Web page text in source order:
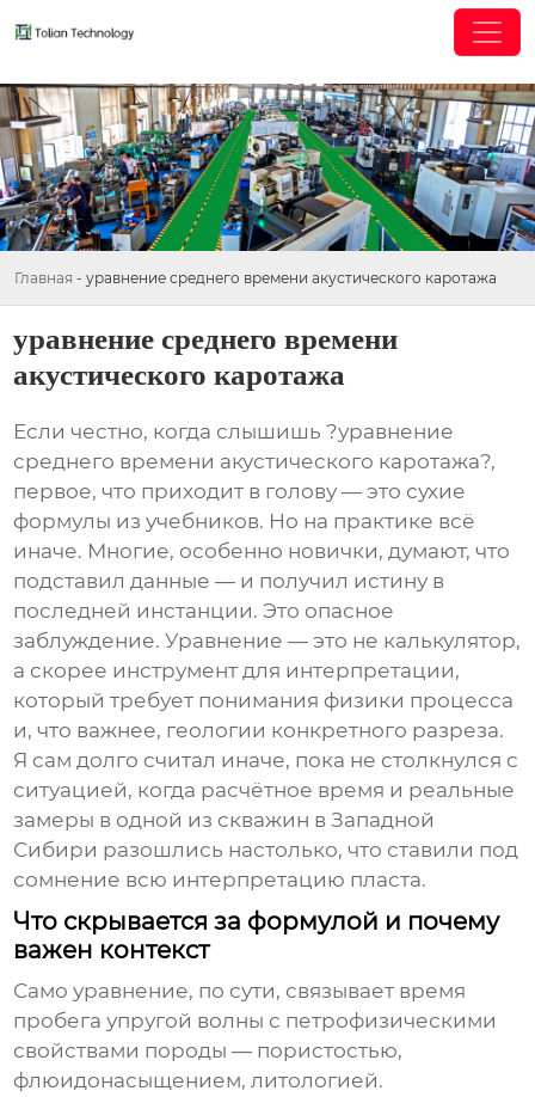
Главная - уравнение среднего времени акустического каротажа
уравнение среднего времени
акустического каротажа
Если честно, когда слышишь ?уравнение
среднего времени акустического каротажа?,
первое, что приходит в голову — это сухие
формулы из учебников. Но на практике всё
иначе. Многие, особенно новички, думают, что
подставил данные — и получил истину в
последней инстанции. Это опасное
заблуждение. Уравнение — это не калькулятор,
а скорее инструмент для интерпретации,
который требует понимания физики процесса
и, что важнее, геологии конкретного разреза.
Я сам долго считал иначе, пока не столкнулся с
ситуацией, когда расчётное время и реальные
замеры в одной из скважин в Западной
Сибири разошлись настолько, что ставили под
сомнение всю интерпретацию пласта.
Что скрывается за формулой и почему
важен контекст
Само уравнение, по сути, связывает время
пробега упругой волны с петрофизическими
свойствами породы — пористостью,
флюидонасыщением, литологией.